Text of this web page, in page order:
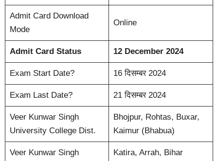
Admit Card Download
Mode
Online
Admit Card Status 12 December 2024
Exam Start Date? 16 दिसम्बर 2024
Exam Last Date? 21 दिसम्बर 2024
Veer Kunwar Singh
University College Dist.
Bhojpur, Rohtas, Buxar,
Kaimur (Bhabua)
Veer Kunwar Singh
Katira, Arrah, Bihar